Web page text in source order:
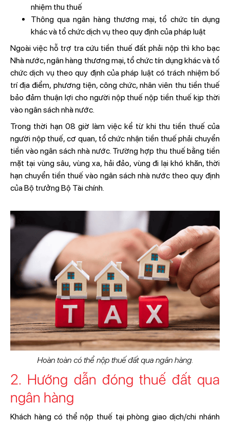
nhiệm thu thuế
Thông qua ngân hàng thương mại, tổ chức tín dụng
khác và tổ chức dịch vụ theo quy định của pháp luật
Ngoài việc hỗ trợ tra cứu tiền thuế đất phải nộp thì kho bạc
Nhà nước, ngân hàng thương mại, tổ chức tín dụng khác và tổ
chức dịch vụ theo quy định của pháp luật có trách nhiệm bố
trí địa điểm, phương tiện, công chức, nhân viên thu tiền thuế
bảo đảm thuận lợi cho người nộp thuế nộp tiền thuế kịp thời
vào ngân sách nhà nước.
Trong thời hạn 08 giờ làm việc kể từ khi thu tiền thuế của
người nộp thuế, cơ quan, tổ chức nhận tiền thuế phải chuyển
tiền vào ngân sách nhà nước. Trường hợp thu thuế bằng tiền
mặt tại vùng sâu, vùng xa, hải đảo, vùng đi lại khó khăn, thời
hạn chuyển tiền thuế vào ngân sách nhà nước theo quy định
của Bộ trưởng Bộ Tài chính.
Hoàn toàn có thể nộp thuế đất qua ngân hàng.
2. Hướng dẫn đóng thuế đất qua
ngân hàng
Khách hàng có thể nộp thuế tại phòng giao dịch/chi nhánh